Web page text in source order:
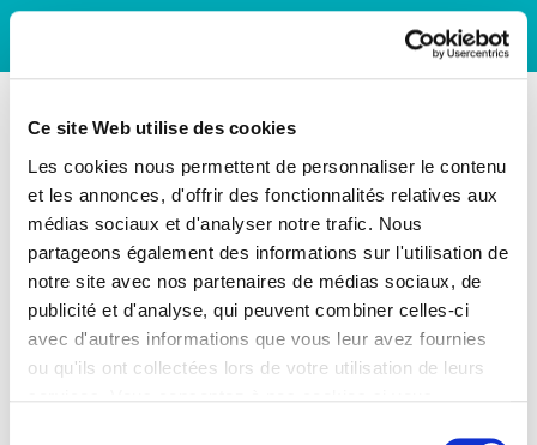
Ce site Web utilise des cookies
Les cookies nous permettent de personnaliser le contenu
et les annonces, d'offrir des fonctionnalités relatives aux
médias sociaux et d'analyser notre trafic. Nous
partageons également des informations sur l'utilisation de
notre site avec nos partenaires de médias sociaux, de
publicité et d'analyse, qui peuvent combiner celles-ci
avec d'autres informations que vous leur avez fournies
ou qu'ils ont collectées lors de votre utilisation de leurs